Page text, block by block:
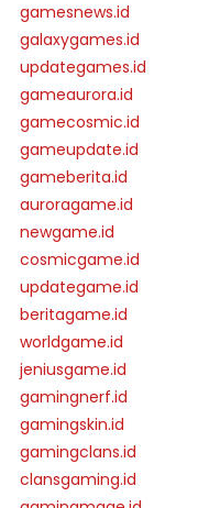
gamesnews.id
galaxygames.id
updategames.id
gameaurora.id
gamecosmic.id
gameupdate.id
gameberita.id
auroragame.id
newgame.id
cosmicgame.id
updategame.id
beritagame.id
worldgame.id
jeniusgame.id
gamingnerf.id
gamingskin.id
gamingclans.id
clansgaming.id